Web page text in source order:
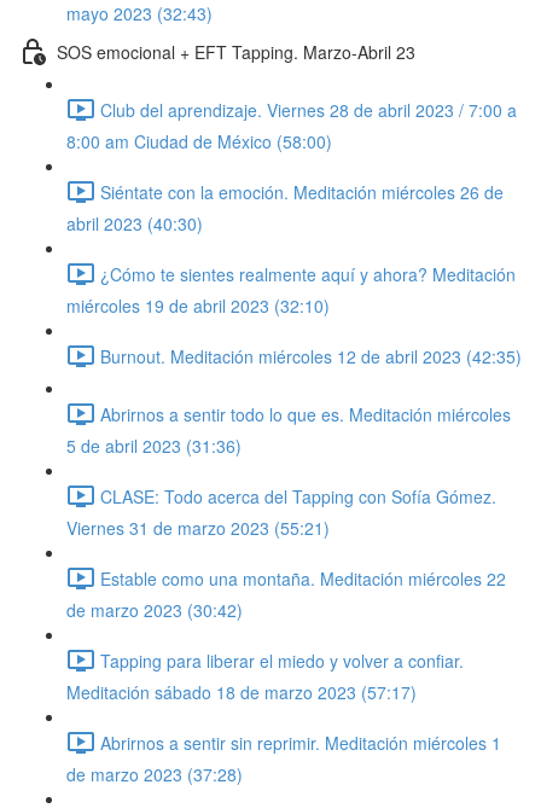
mayo 2023 (32:43)
SOS emocional + EFT Tapping. Marzo-Abril 23
Club del aprendizaje. Viernes 28 de abril 2023 / 7:00 a
8:00 am Ciudad de México (58:00)
Siéntate con la emoción. Meditación miércoles 26 de
abril 2023 (40:30)
¿Cómo te sientes realmente aquí y ahora? Meditación
miércoles 19 de abril 2023 (32:10)
Burnout. Meditación miércoles 12 de abril 2023 (42:35)
Abrirnos a sentir todo lo que es. Meditación miércoles
5 de abril 2023 (31:36)
CLASE: Todo acerca del Tapping con Sofía Gómez.
Viernes 31 de marzo 2023 (55:21)
Estable como una montaña. Meditación miércoles 22
de marzo 2023 (30:42)
Tapping para liberar el miedo y volver a confiar.
Meditación sábado 18 de marzo 2023 (57:17)
Abrirnos a sentir sin reprimir. Meditación miércoles 1
de marzo 2023 (37:28)